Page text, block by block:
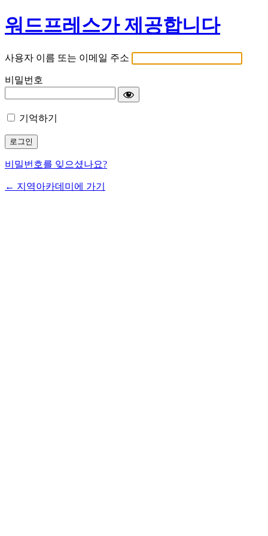
워드프레스가 제공합니다
사용자 이름 또는 이메일 주소
비밀번호
기억하기
비밀번호를 잊으셨나요?
← 지역아카데미에 가기